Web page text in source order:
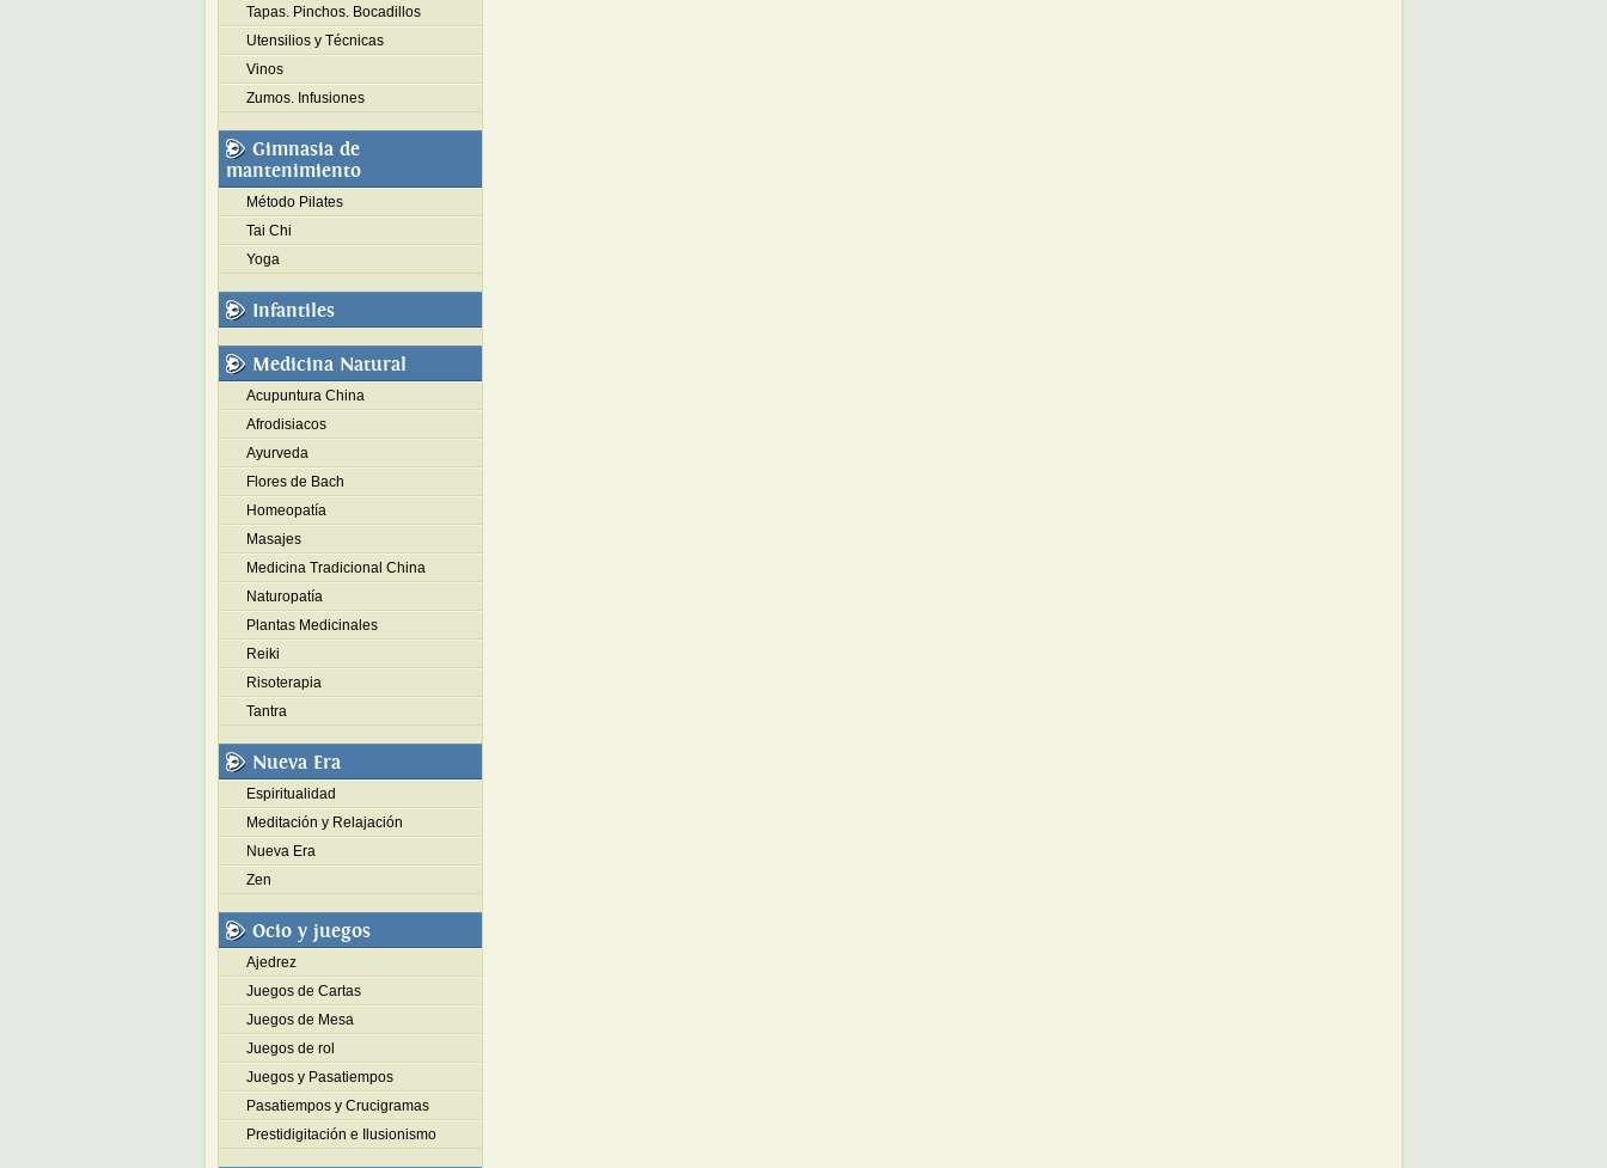
Tapas. Pinchos. Bocadillos
Utensilios y Técnicas
Vinos
Zumos. Infusiones
Gimnasia de
mantenimiento
Método Pilates
Tai Chi
Yoga
Infantiles
Medicina Natural
Acupuntura China
Afrodisiacos
Ayurveda
Flores de Bach
Homeopatía
Masajes
Medicina Tradicional China
Naturopatía
Plantas Medicinales
Reiki
Risoterapia
Tantra
Nueva Era
Espiritualidad
Meditación y Relajación
Nueva Era
Zen
Ocio y juegos
Ajedrez
Juegos de Cartas
Juegos de Mesa
Juegos de rol
Juegos y Pasatiempos
Pasatiempos y Crucigramas
Prestidigitación e Ilusionismo